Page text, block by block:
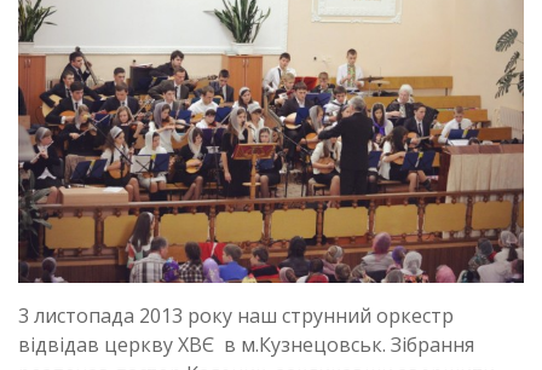
3 листопада 2013 року наш струнний оркестр
відвідав церкву ХВЄ в м.Кузнецовськ. Зібрання